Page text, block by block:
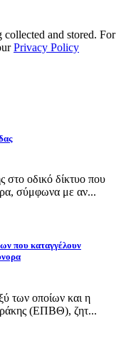
collected and stored. For
Privacy Policy
οδικό δίκτυο που
σύμφωνα με αν...
που καταγγέλουν
των οποίων και η
(ΕΠΒΘ), ζητ...